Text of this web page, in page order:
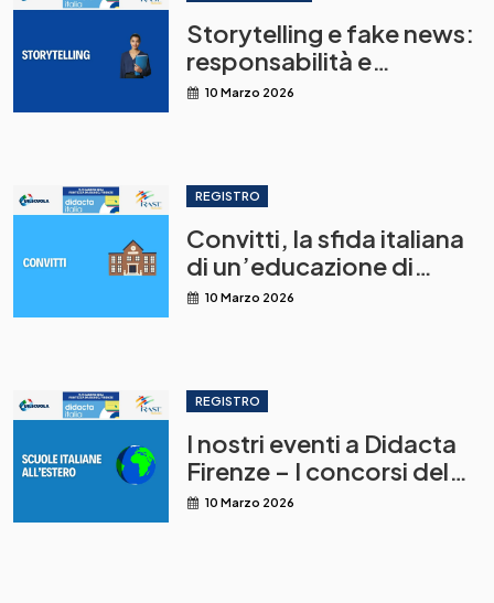
Storytelling e fake news:
responsabilità e
conseguenze del
10 Marzo 2026
REGISTRO
Convitti, la sfida italiana
di un’educazione di
qualità
10 Marzo 2026
REGISTRO
I nostri eventi a Didacta
Firenze – I concorsi del
MAECI per la
10 Marzo 2026